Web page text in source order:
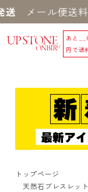
ル便送料280円
あと
円で送
トップページ
天然石ブレスレット